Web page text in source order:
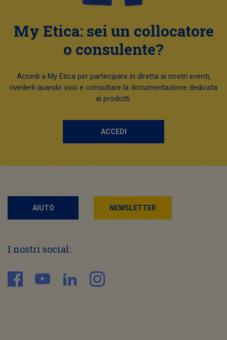
My Etica: sei un collocatore
o consulente?
Accedi a My Etica per partecipare in diretta ai nostri eventi,
rivederli quando vuoi e consultare la documentazione dedicata
ai prodotti.
ACCEDI
AIUTO NEWSLETTER
I nostri social: